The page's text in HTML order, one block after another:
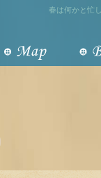
春は何かと忙